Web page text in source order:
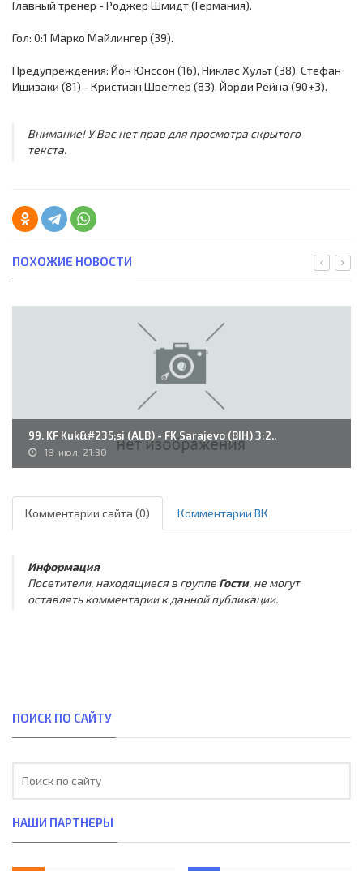
Главный тренер - Роджер Шмидт (Германия).
Гол: 0:1 Марко Майлингер (39).
Предупреждения: Йон Юнссон (16), Никлас Хульт (38), Стефан
Ишизаки (81) - Кристиан Швеглер (83), Йорди Рейна (90+3).
Внимание! У Вас нет прав для просмотра скрытого
текста.
ПОХОЖИЕ НОВОСТИ
99. KF Kuk&#235;si (ALB) - FK Sarajevo (BIH) 3:2..
18-июл, 21:30
Комментарии сайта (0) Комментарии ВК
Информация
Посетители, находящиеся в группе Гости, не могут
оставлять комментарии к данной публикации.
ПОИСК ПО САЙТУ
НАШИ ПАРТНЕРЫ